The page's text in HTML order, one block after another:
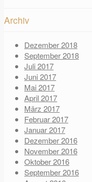
Archiv
Dezember 2018
September 2018
Juli 2017
Juni 2017
Mai 2017
April 2017
März 2017
Februar 2017
Januar 2017
Dezember 2016
November 2016
Oktober 2016
September 2016